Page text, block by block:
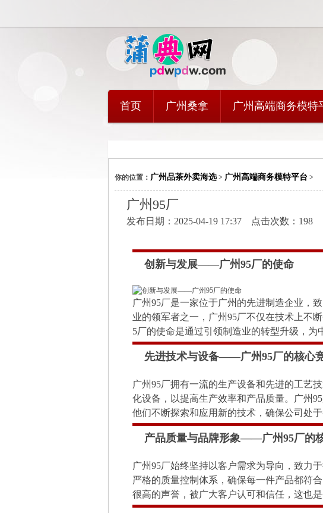
首页 广州桑拿 广州高端商务模特
你的位置： 广州品茶外卖海选> 广州高端商务模特平台 >
广州95厂
发布日期：2025-04-19 17:37 点击次数：198
创新与发展——广州95厂的使命
广州95厂是一家位于广州的先进制造企业，
业的领军者之一，广州95厂不仅在技术上不
5厂的使命是通过引领制造业的转型升级，为
先进技术与设备——广州95厂的核心
广州95厂拥有一流的生产设备和先进的工艺
化设备，以提高生产效率和产品质量。广州
他们不断探索和应用新的技术，确保公司处于
产品质量与品牌形象——广州95厂的
广州95厂始终坚持以客户需求为导向，致力
严格的质量控制体系，确保每一件产品都符
很高的声誉，被广大客户认可和信任，这也